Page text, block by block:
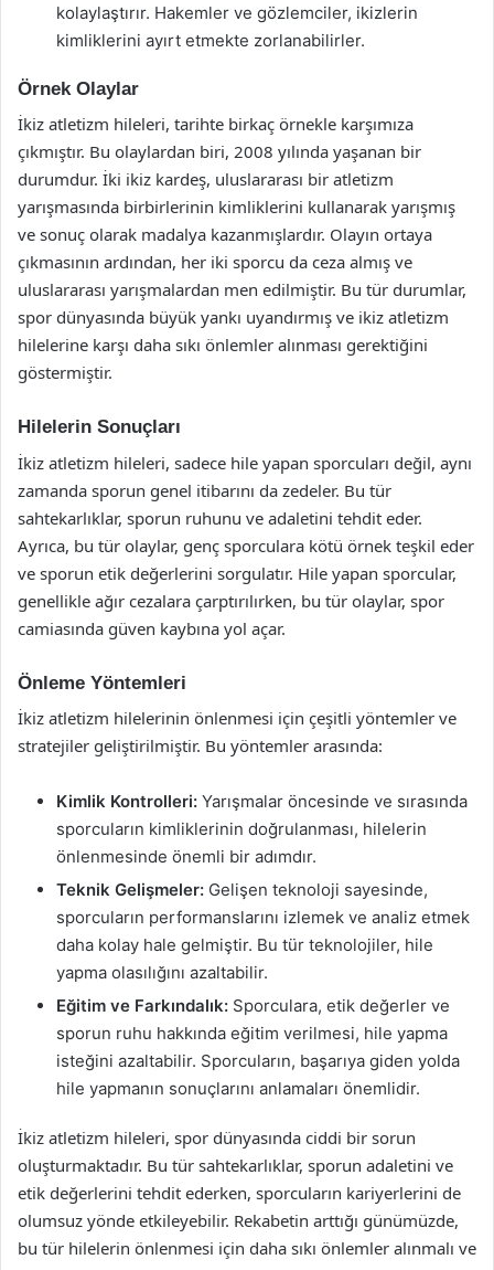
kolaylaştırır. Hakemler ve gözlemciler, ikizlerin
kimliklerini ayırt etmekte zorlanabilirler.
Örnek Olaylar
İkiz atletizm hileleri, tarihte birkaç örnekle karşımıza
çıkmıştır. Bu olaylardan biri, 2008 yılında yaşanan bir
durumdur. İki ikiz kardeş, uluslararası bir atletizm
yarışmasında birbirlerinin kimliklerini kullanarak yarışmış
ve sonuç olarak madalya kazanmışlardır. Olayın ortaya
çıkmasının ardından, her iki sporcu da ceza almış ve
uluslararası yarışmalardan men edilmiştir. Bu tür durumlar,
spor dünyasında büyük yankı uyandırmış ve ikiz atletizm
hilelerine karşı daha sıkı önlemler alınması gerektiğini
göstermiştir.
Hilelerin Sonuçları
İkiz atletizm hileleri, sadece hile yapan sporcuları değil, aynı
zamanda sporun genel itibarını da zedeler. Bu tür
sahtekarlıklar, sporun ruhunu ve adaletini tehdit eder.
Ayrıca, bu tür olaylar, genç sporculara kötü örnek teşkil eder
ve sporun etik değerlerini sorgulatır. Hile yapan sporcular,
genellikle ağır cezalara çarptırılırken, bu tür olaylar, spor
camiasında güven kaybına yol açar.
Önleme Yöntemleri
İkiz atletizm hilelerinin önlenmesi için çeşitli yöntemler ve
stratejiler geliştirilmiştir. Bu yöntemler arasında:
Kimlik Kontrolleri: Yarışmalar öncesinde ve sırasında
sporcuların kimliklerinin doğrulanması, hilelerin
önlenmesinde önemli bir adımdır.
Teknik Gelişmeler: Gelişen teknoloji sayesinde,
sporcuların performanslarını izlemek ve analiz etmek
daha kolay hale gelmiştir. Bu tür teknolojiler, hile
yapma olasılığını azaltabilir.
Eğitim ve Farkındalık: Sporculara, etik değerler ve
sporun ruhu hakkında eğitim verilmesi, hile yapma
isteğini azaltabilir. Sporcuların, başarıya giden yolda
hile yapmanın sonuçlarını anlamaları önemlidir.
İkiz atletizm hileleri, spor dünyasında ciddi bir sorun
oluşturmaktadır. Bu tür sahtekarlıklar, sporun adaletini ve
etik değerlerini tehdit ederken, sporcuların kariyerlerini de
olumsuz yönde etkileyebilir. Rekabetin arttığı günümüzde,
bu tür hilelerin önlenmesi için daha sıkı önlemler alınmalı ve